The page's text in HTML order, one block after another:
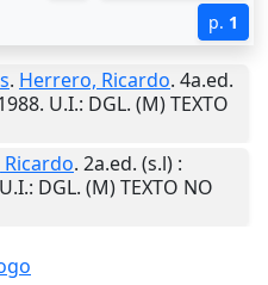
p. 1
. Herrero, Ricardo. 4a.ed.
. U.I.: DGL. (M) TEXTO
. 2a.ed. (s.l) :
U.I.: DGL. (M) TEXTO NO